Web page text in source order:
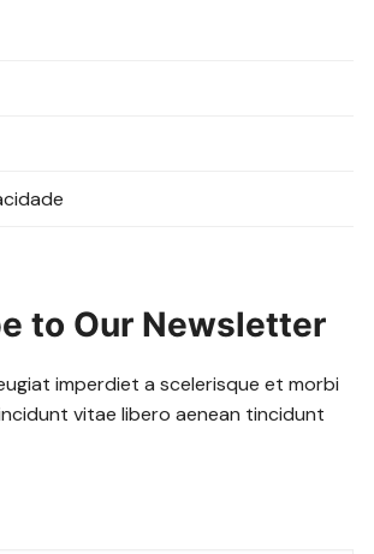
to Our Newsletter
imperdiet a scelerisque et morbi
vitae libero aenean tincidunt